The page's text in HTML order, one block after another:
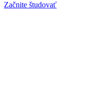
Začnite študovať